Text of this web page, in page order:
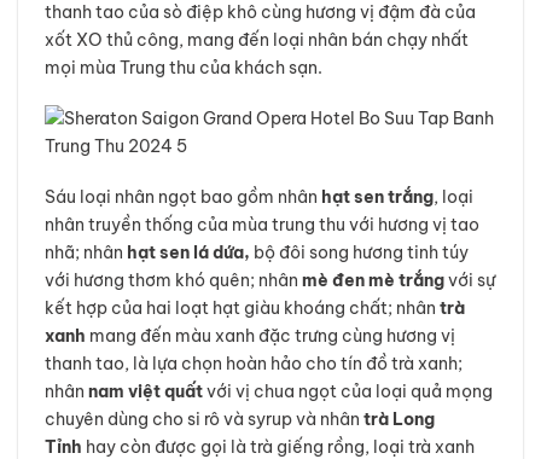
thanh tao của sò điệp khô cùng hương vị đậm đà của
xốt XO thủ công, mang đến loại nhân bán chạy nhất
mọi mùa Trung thu của khách sạn.
Sáu loại nhân ngọt bao gồm nhân hạt sen trắng, loại
nhân truyền thống của mùa trung thu với hương vị tao
nhã; nhân hạt sen lá dứa, bộ đôi song hương tinh túy
với hương thơm khó quên; nhân mè đen mè trắngvới sự
kết hợp của hai loạt hạt giàu khoáng chất; nhân trà
xanh mang đến màu xanh đặc trưng cùng hương vị
thanh tao, là lựa chọn hoàn hảo cho tín đồ trà xanh;
nhân nam việt quấtvới vị chua ngọt của loại quả mọng
chuyên dùng cho si rô và syrup và nhân trà Long
Tỉnh hay còn được gọi là trà giếng rồng, loại trà xanh